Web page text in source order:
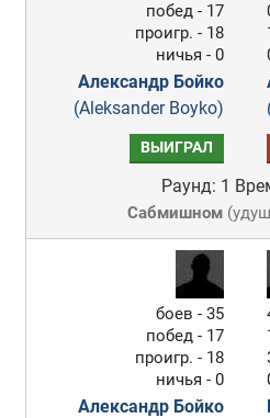
побед - 17
проигр. - 18
ничья - 0
Александр Бойко
(Aleksander Boyko)
ВЫИГРАЛ
Раунд: 1
Сабмишном(
боев - 35
побед - 17
проигр. - 18
ничья - 0
Александр Бойко